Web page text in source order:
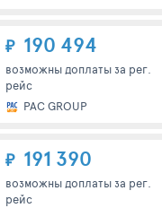
₽ 190 494
возможны доплаты за рег.
рейс
PAC GROUP
₽ 191 390
возможны доплаты за рег.
рейс